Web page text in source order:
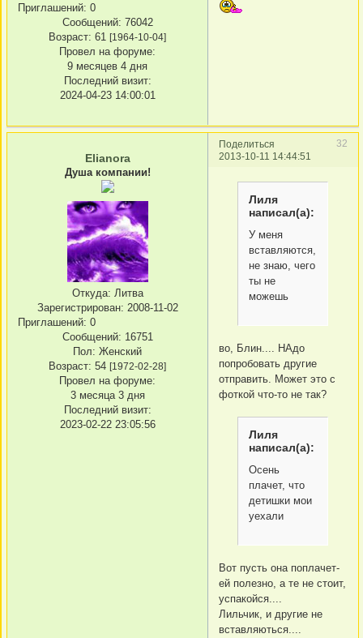
Приглашений: 0
Сообщений: 76042
Возраст: 61 [1964-10-04]
Провел на форуме:
9 месяцев 4 дня
Последний визит:
2024-04-23 14:00:01
Поделиться
32
2013-10-11 14:44:51
Elianora
Душа компании!
Откуда: Литва
Зарегистрирован: 2008-11-02
Приглашений: 0
Сообщений: 16751
Пол: Женский
Возраст: 54 [1972-02-28]
Провел на форуме:
3 месяца 3 дня
Последний визит:
2023-02-22 23:05:56
Лиля
написал(а):
У меня
вставляются,
не знаю, чего
ты не
можешь
во, Блин.... НАдо
попробовать другие
отправить. Может это с
фоткой что-то не так?
Лиля
написал(а):
Осень
плачет, что
детишки мои
уехали
Вот пусть она поплачет-
ей полезно, а те не стоит,
успакойся....
Лильчик, и другие не
вставляються....